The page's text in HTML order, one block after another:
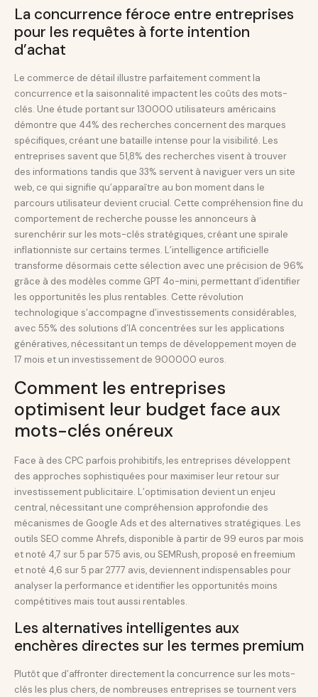
La concurrence féroce entre entreprises
pour les requêtes à forte intention
d’achat
Le commerce de détail illustre parfaitement comment la
concurrence et la saisonnalité impactent les coûts des mots-
clés. Une étude portant sur 130000 utilisateurs américains
démontre que 44% des recherches concernent des marques
spécifiques, créant une bataille intense pour la visibilité. Les
entreprises savent que 51,8% des recherches visent à trouver
des informations tandis que 33% servent à naviguer vers un site
web, ce qui signifie qu’apparaître au bon moment dans le
parcours utilisateur devient crucial. Cette compréhension fine du
comportement de recherche pousse les annonceurs à
surenchérir sur les mots-clés stratégiques, créant une spirale
inflationniste sur certains termes. L’intelligence artificielle
transforme désormais cette sélection avec une précision de 96%
grâce à des modèles comme GPT 4o-mini, permettant d’identifier
les opportunités les plus rentables. Cette révolution
technologique s’accompagne d’investissements considérables,
avec 55% des solutions d’IA concentrées sur les applications
génératives, nécessitant un temps de développement moyen de
17 mois et un investissement de 900000 euros.
Comment les entreprises
optimisent leur budget face aux
mots-clés onéreux
Face à des CPC parfois prohibitifs, les entreprises développent
des approches sophistiquées pour maximiser leur retour sur
investissement publicitaire. L’optimisation devient un enjeu
central, nécessitant une compréhension approfondie des
mécanismes de Google Ads et des alternatives stratégiques. Les
outils SEO comme Ahrefs, disponible à partir de 99 euros par mois
et noté 4,7 sur 5 par 575 avis, ou SEMRush, proposé en freemium
et noté 4,6 sur 5 par 2777 avis, deviennent indispensables pour
analyser la performance et identifier les opportunités moins
compétitives mais tout aussi rentables.
Les alternatives intelligentes aux
enchères directes sur les termes premium
Plutôt que d’affronter directement la concurrence sur les mots-
clés les plus chers, de nombreuses entreprises se tournent vers